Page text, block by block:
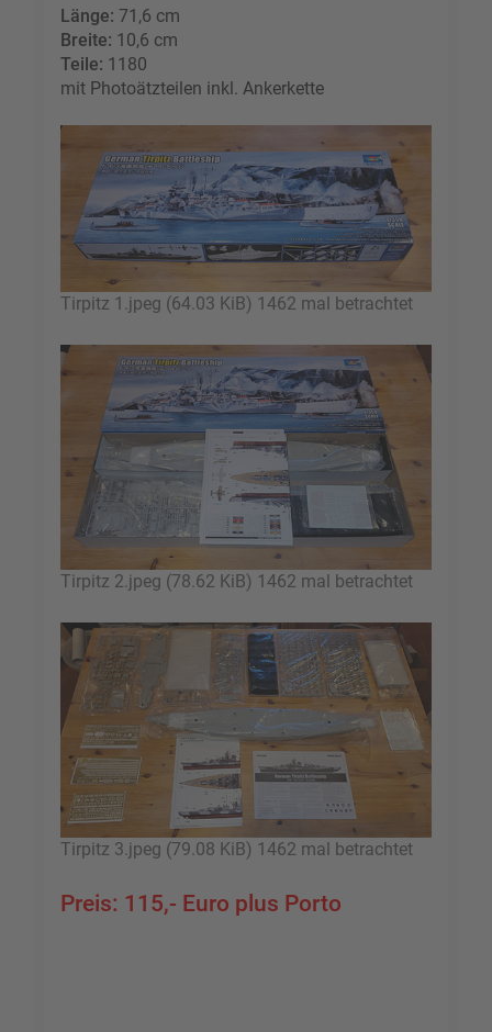
Länge: 71,6 cm
Breite: 10,6 cm
Teile: 1180
mit Photoätzteilen inkl. Ankerkette
Tirpitz 1.jpeg (64.03 KiB) 1462 mal betrachtet
Tirpitz 2.jpeg (78.62 KiB) 1462 mal betrachtet
Tirpitz 3.jpeg (79.08 KiB) 1462 mal betrachtet
Preis: 115,- Euro plus Porto